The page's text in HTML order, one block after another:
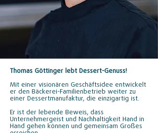
Thomas Göttinger lebt Dessert-Genuss!
Mit einer visionären Geschäftsidee entwickelt
er den Bäckerei-Familienbetrieb weiter zu
einer Dessertmanufaktur, die einzigartig ist.
Er ist der lebende Beweis, dass
Unternehmergeist und Nachhaltigkeit Hand in
Hand gehen können und gemeinsam Großes